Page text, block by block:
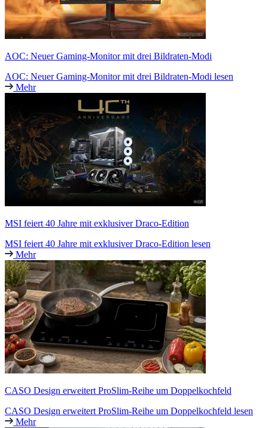
AOC: Neuer Gaming-Monitor mit drei Bildraten-Modi
AOC: Neuer Gaming-Monitor mit drei Bildraten-Modi lesen
Mehr
MSI feiert 40 Jahre mit exklusiver Draco-Edition
MSI feiert 40 Jahre mit exklusiver Draco-Edition lesen
Mehr
CASO Design erweitert ProSlim-Reihe um Doppelkochfeld
CASO Design erweitert ProSlim-Reihe um Doppelkochfeld lesen
Mehr